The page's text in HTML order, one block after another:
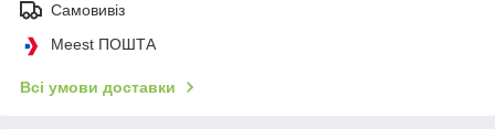
Самовивіз
Meest ПОШТА
Всі умови доставки